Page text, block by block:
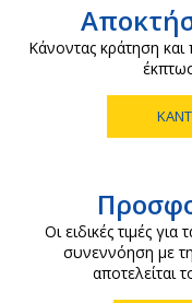
Κάνοντας κράτηση
Οι ειδικές τιμές
συνεννόηση με
αποτελείται